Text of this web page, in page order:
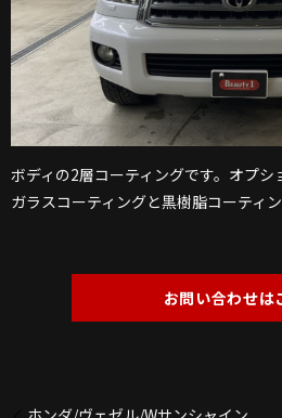
ボディの2層コーティングです。オプ
ガラスコーティングと黒樹脂コーティ
お問い合わせは